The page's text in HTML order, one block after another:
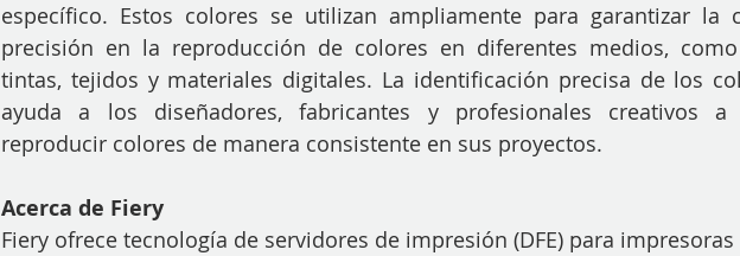
específico. Estos colores se utilizan ampliamente para garantizar la
precisión en la reproducción de colores en diferentes medios,
tintas, tejidos y materiales digitales. La identificación precisa de los
ayuda a los diseñadores, fabricantes y profesionales creativos
reproducir colores de manera consistente en sus proyectos.
Acerca de Fiery
Fiery ofrece tecnología de servidores de impresión (DFE) para